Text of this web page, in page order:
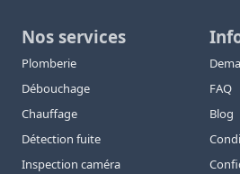
Nos services
Plomberie
Débouchage
Chauffage
Détection fuite
Inspection caméra
FAQ
Blog